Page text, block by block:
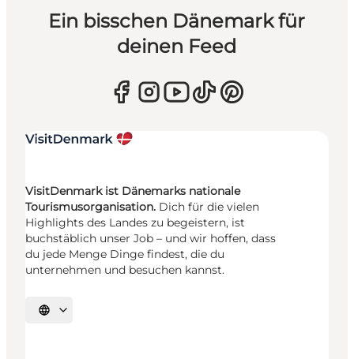
Ein bisschen Dänemark für
deinen Feed
VisitDenmark ist Dänemarks nationale
Tourismusorganisation. Dich für die vielen
Highlights des Landes zu begeistern, ist
buchstäblich unser Job – und wir hoffen, dass
du jede Menge Dinge findest, die du
unternehmen und besuchen kannst.
Sprache auswählen